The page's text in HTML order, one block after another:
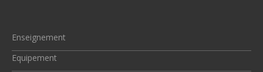
Enseignement
Equipement